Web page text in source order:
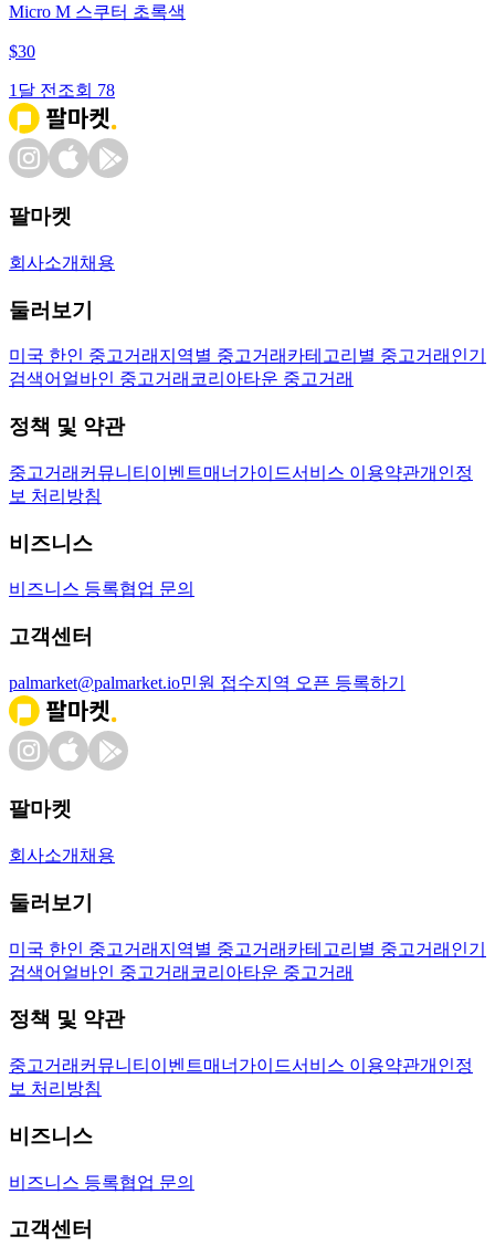
Micro M 스쿠터 초록색
$30
1달 전 조회 78
팔마켓
회사소개 채용
둘러보기
미국 한인 중고거래 지역별 중고거래 카테고리별 중고거래 인기
검색어 얼바인 중고거래 코리아타운 중고거래
정책 및 약관
중고거래 커뮤니티 이벤트매너가이드서비스 이용약관개인정
보 처리방침
비즈니스
비즈니스 등록협업 문의
고객센터
palmarket@palmarket.io민원 접수지역 오픈 등록하기
팔마켓
회사소개 채용
둘러보기
미국 한인 중고거래 지역별 중고거래 카테고리별 중고거래 인기
검색어 얼바인 중고거래 코리아타운 중고거래
정책 및 약관
중고거래 커뮤니티 이벤트매너가이드서비스 이용약관개인정
보 처리방침
비즈니스
비즈니스 등록협업 문의
고객센터